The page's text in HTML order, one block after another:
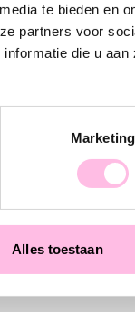
te bieden en
partners voor
die u aan
Marketing
Alles toestaan